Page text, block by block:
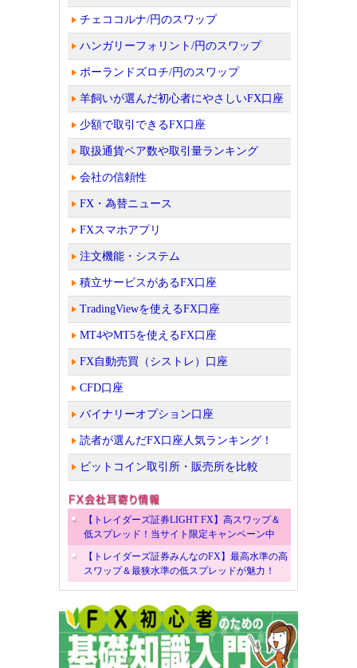
チェココルナ/円のスワップ
ハンガリーフォリント/円のスワップ
ポーランドズロチ/円のスワップ
羊飼いが選んだ初心者にやさしいFX口座
少額で取引できるFX口座
取扱通貨ペア数や取引量ランキング
会社の信頼性
FX・為替ニュース
FXスマホアプリ
注文機能・システム
積立サービスがあるFX口座
TradingViewを使えるFX口座
MT4やMT5を使えるFX口座
FX自動売買（シストレ）口座
CFD口座
バイナリーオプション口座
読者が選んだFX口座人気ランキング！
ビットコイン取引所・販売所を比較
【トレイダーズ証券LIGHT FX】高スワップ＆
低スプレッド！当サイト限定キャンペーン中
【トレイダーズ証券みんなのFX】最高水準の高
スワップ＆最狭水準の低スプレッドが魅力！